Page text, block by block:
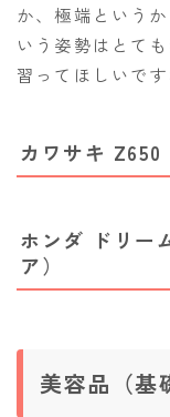
か、極端という
いう姿勢はとて
習ってほしいです
カワサキ Z650
ホンダ ドリー
ア）
美容品（基